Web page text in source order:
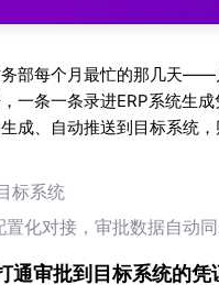
部每个月最忙的那几天——
一条一条录进ERP系统生
成、自动推送到目标系统
置化对接，审批数据自动
通审批到目标系统的凭